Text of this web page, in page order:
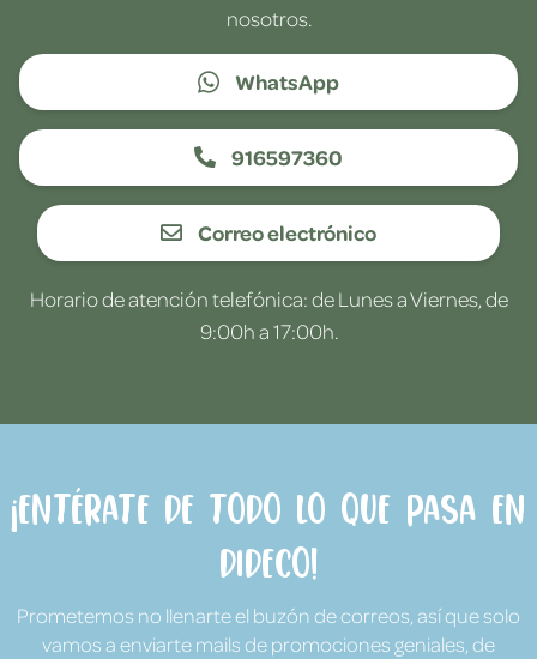
nosotros.
WhatsApp
916597360
Correo electrónico
Horario de atención telefónica: de Lunes a Viernes, de
9:00h a 17:00h.
¡Entérate de todo lo que pasa en
Dideco!
Prometemos no llenarte el buzón de correos, así que solo
vamos a enviarte mails de promociones geniales, de